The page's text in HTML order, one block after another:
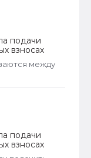
подачи
взносах
между
подачи
взносах